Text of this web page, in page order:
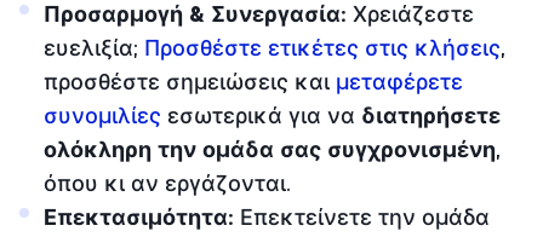
Προσαρμογή & Συνεργασία: Χρειάζεστε
ευελιξία; Προσθέστε ετικέτες στις κλήσεις,
προσθέστε σημειώσεις και μεταφέρετε
συνομιλίες εσωτερικά για να διατηρήσετε
ολόκληρη την ομάδα σας συγχρονισμένη,
όπου κι αν εργάζονται.
Επεκτασιμότητα: Επεκτείνετε την ομάδα